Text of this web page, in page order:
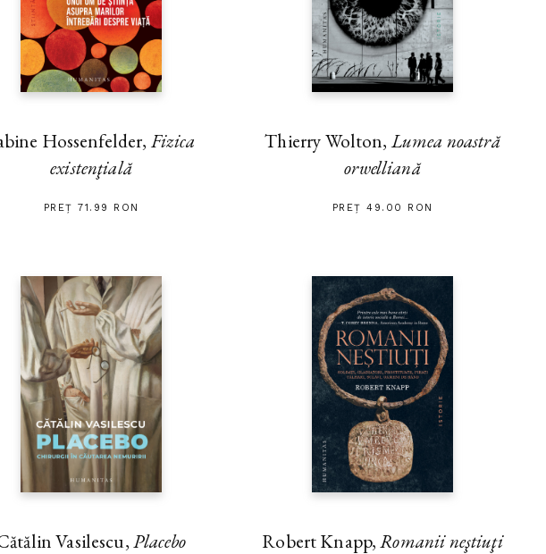
Hossenfelder, Fizica
existenţială
PREȚ 71.99 RON
Thierry Wolton,Lumea noastră
orwelliană
PREȚ 49.00 RON
Vasilescu,Placebo Robert Knapp,Romanii neştiuţi